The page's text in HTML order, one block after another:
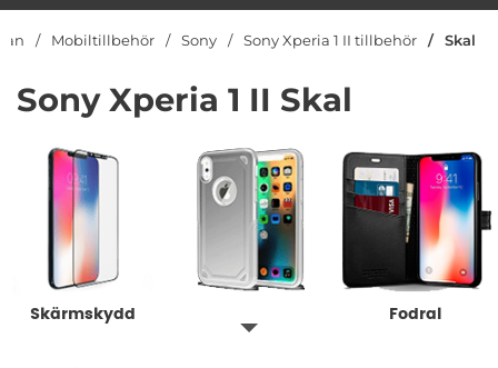
Mobiltillbehör Sony Sony Xperia 1 II tillbehör Skal
Sony Xperia 1 II Skal
Underkategorier
Skärmskydd Fodral